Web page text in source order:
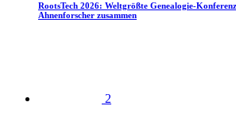
RootsTech 2026: Weltgrößte Genealogie-
Ahnenforscher zusammen
2